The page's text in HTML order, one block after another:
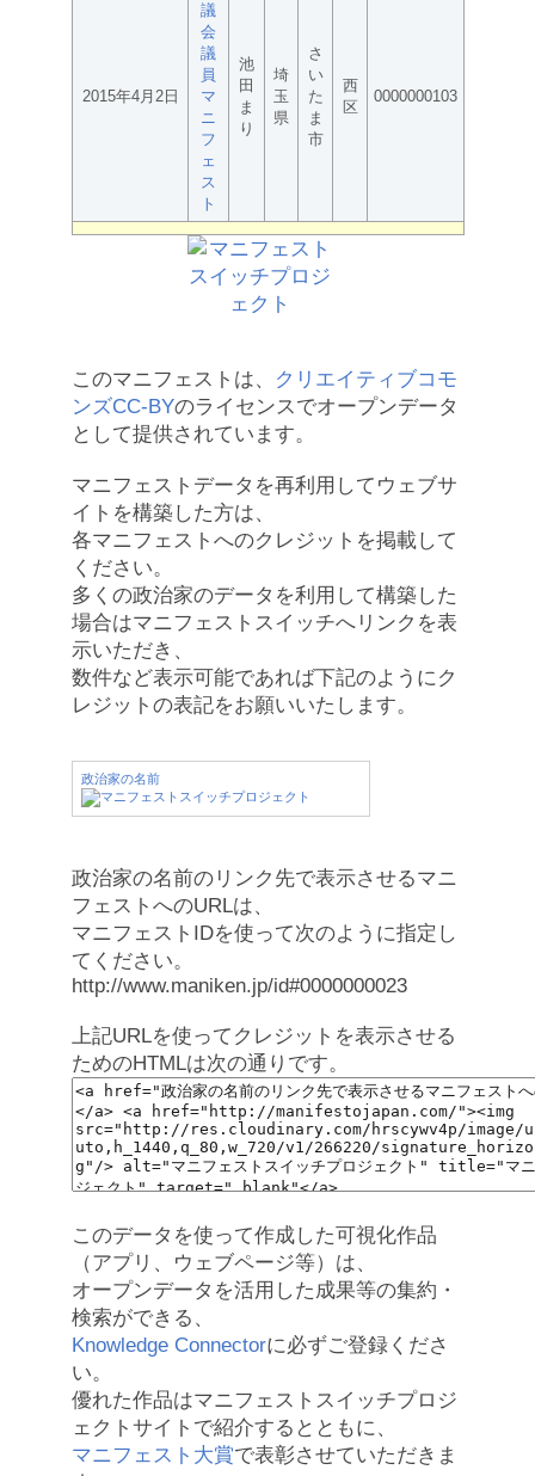
2015年4月2日
議
会
議
員
マ
ニ
フ
ェ
ス
ト
池
田
ま
り
埼
玉
県
さ
い
た
ま
市
西
区
0000000103
このマニフェストは、
クリエイティブコモ
ンズCC-BYのライセンスでオープンデータ
として提供されています。
マニフェストデータを再利用してウェブサ
イトを構築した方は、
各マニフェストへのクレジットを掲載して
ください。
多くの政治家のデータを利用して構築した
場合はマニフェストスイッチへリンクを表
示いただき、
数件など表示可能であれば下記のようにク
レジットの表記をお願いいたします。
政治家の名前
政治家の名前のリンク先で表示させるマニ
フェストへのURLは、
マニフェストIDを使って次のように指定し
てください。
http://www.maniken.jp/id#0000000023
上記URLを使ってクレジットを表示させる
ためのHTMLは次の通りです。
このデータを使って作成した可視化作品
（アプリ、ウェブページ等）は、
オープンデータを活用した成果等の集約・
検索ができる、
Knowledge Connectorに必ずご登録くださ
い。
優れた作品はマニフェストスイッチプロジ
ェクトサイトで紹介するとともに、
マニフェスト大賞で表彰させていただきま